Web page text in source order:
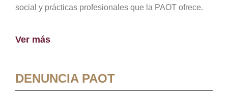
social y prácticas profesionales que la PAOT ofrece.
Ver más
DENUNCIA PAOT